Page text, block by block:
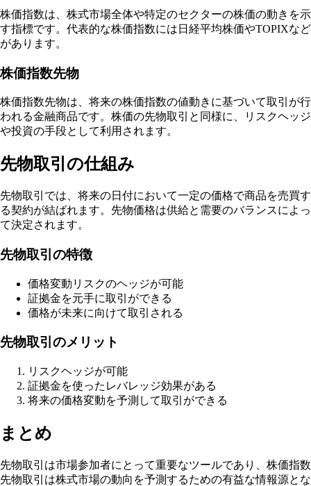
株価指数は、株式市場全体や特定のセクターの株価の動きを示
す指標です。代表的な株価指数には日経平均株価やTOPIXなど
があります。
株価指数先物
株価指数先物は、将来の株価指数の値動きに基づいて取引が行
われる金融商品です。株価の先物取引と同様に、リスクヘッジ
や投資の手段として利用されます。
先物取引の仕組み
先物取引では、将来の日付において一定の価格で商品を売買す
る契約が結ばれます。先物価格は供給と需要のバランスによっ
て決定されます。
先物取引の特徴
価格変動リスクのヘッジが可能
証拠金を元手に取引ができる
価格が未来に向けて取引される
先物取引のメリット
リスクヘッジが可能
証拠金を使ったレバレッジ効果がある
将来の価格変動を予測して取引ができる
まとめ
先物取引は市場参加者にとって重要なツールであり、株価指数
先物取引は株式市場の動向を予測するための有益な情報源とな